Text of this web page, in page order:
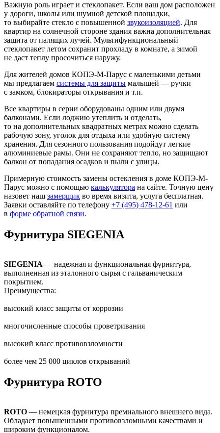
Важную роль играет и стеклопакет. Если ваш дом расположен
у дороги, школы или шумной детской площадки,
то выбирайте стекло с повышенной звукоизоляцией. Для
квартир на солнечной стороне здания важна дополнительная
защита от палящих лучей. Мультифункциональный
стеклопакет летом сохранит прохладу в комнате, а зимой
не даст теплу просочиться наружу.
Для жителей домов КОПЭ-М-Парус с маленькими детьми
мы предлагаем системы для защиты малышей — ручки
с замком, блокираторы открывания и т.п.
Все квартиры в серии оборудованы одним или двумя
балконами. Если лоджию утеплить и отделать,
то на дополнительных квадратных метрах можно сделать
рабочую зону, уголок для отдыха или удобную систему
хранения. Для сезонного пользования подойдут легкие
алюминиевые рамы. Они не сохраняют тепло, но защищают
балкон от попадания осадков и пыли с улицы.
Примерную стоимость замены остекления в доме КОПЭ-М-
Парус можно с помощью калькулятора на сайте. Точную цену
назовет наш замерщик во время визита, услуга бесплатная.
Заявки оставляйте по телефону +7 (495) 478-12-61 или
в форме обратной связи.
Фурнитура SIEGENIA
SIEGENIA — надежная и функциональная фурнитура,
выполненная из эталонного сырья с гальваническим
покрытием.
Преимущества:
высокий класс защиты от коррозии
многочисленные способы проветривания
высокий класс противовзломности
более чем 25 000 циклов открываний
Фурнитура ROTO
ROTO — немецкая фурнитура премиального внешнего вида.
Обладает повышенными противовзломными качествами и
широким функционалом.